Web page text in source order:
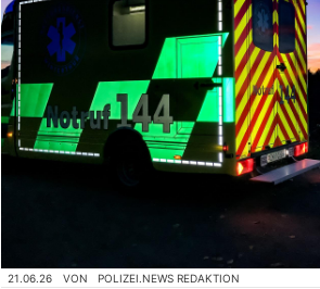
21.06.26 VON POLIZEI.NEWS REDAKTION